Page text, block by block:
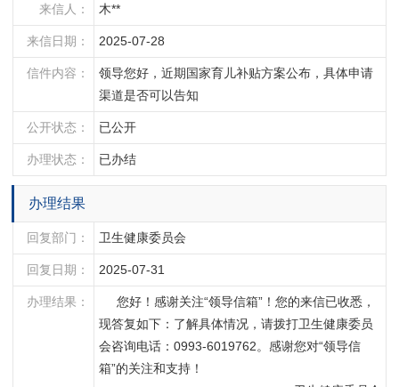
来信人： 木**
来信日期： 2025-07-28
信件内容：
领导您好，近期国家育儿补贴方案公布，具体申请
渠道是否可以告知
公开状态： 已公开
办理状态： 已办结
办理结果
回复部门： 卫生健康委员会
回复日期： 2025-07-31
办理结果：
您好！感谢关注“领导信箱”！您的来信已收悉，
现答复如下：了解具体情况，请拨打卫生健康委员
会咨询电话：0993-6019762。感谢您对“领导信
箱”的关注和支持！